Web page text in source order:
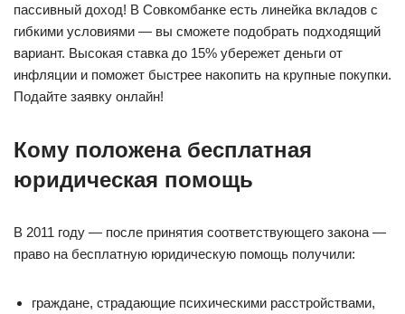
пассивный доход! В Совкомбанке есть линейка вкладов с
гибкими условиями — вы сможете подобрать подходящий
вариант. Высокая ставка до 15% убережет деньги от
инфляции и поможет быстрее накопить на крупные покупки.
Подайте заявку онлайн!
Кому положена бесплатная
юридическая помощь
В 2011 году — после принятия соответствующего закона —
право на бесплатную юридическую помощь получили:
граждане, страдающие психическими расстройствами,